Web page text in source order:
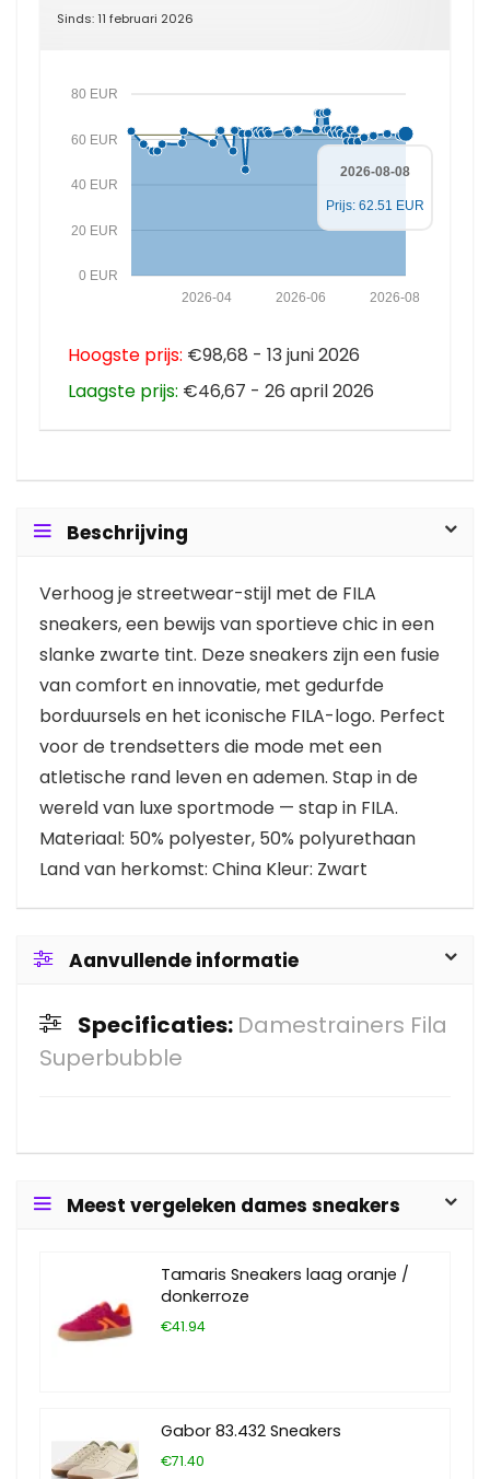
Sinds: 11 februari 2026
0 EUR
20 EUR
40 EUR
60 EUR
80 EUR
2026-08
2026-06
2026-04
2026-08-08
Prijs: 62.51 EUR
Hoogste prijs: €98,68 - 13 juni 2026
Laagste prijs: €46,67 - 26 april 2026
Beschrijving
Verhoog je streetwear-stijl met de FILA
sneakers, een bewijs van sportieve chic in een
slanke zwarte tint. Deze sneakers zijn een fusie
van comfort en innovatie, met gedurfde
borduursels en het iconische FILA-logo. Perfect
voor de trendsetters die mode met een
atletische rand leven en ademen. Stap in de
wereld van luxe sportmode — stap in FILA.
Materiaal: 50% polyester, 50% polyurethaan
Land van herkomst: China Kleur: Zwart
Aanvullende informatie
Specificaties: Damestrainers Fila
Superbubble
Meest vergeleken dames sneakers
Tamaris Sneakers laag oranje /
donkerroze
€41.94
Gabor 83.432 Sneakers
€71.40